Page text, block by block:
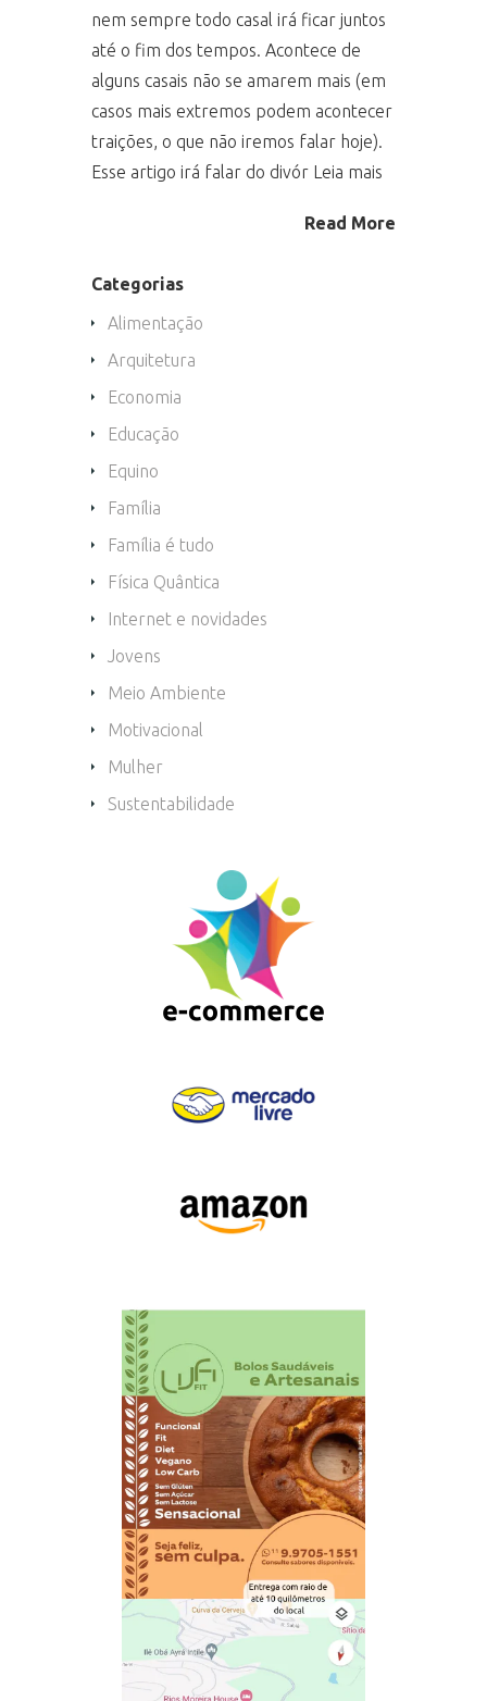
nem sempre todo casal irá ficar juntos
até o fim dos tempos. Acontece de
alguns casais não se amarem mais (em
casos mais extremos podem acontecer
traições, o que não iremos falar hoje).
Esse artigo irá falar do divór Leia mais
Read More
Categorias
Alimentação
Arquitetura
Economia
Educação
Equino
Família
Família é tudo
Física Quântica
Internet e novidades
Jovens
Meio Ambiente
Motivacional
Mulher
Sustentabilidade